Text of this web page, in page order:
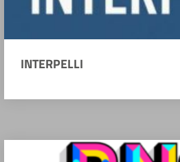
INTERPELLI